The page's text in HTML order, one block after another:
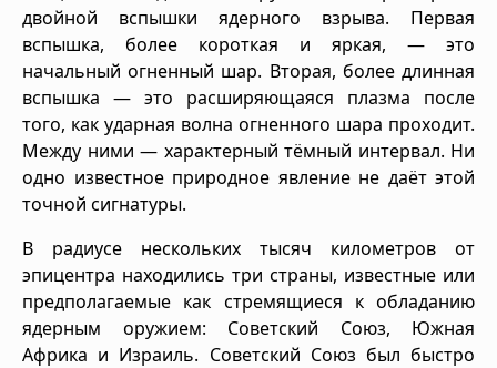
двойной вспышки ядерного взрыва. Первая
вспышка, более короткая и яркая, — это
начальный огненный шар. Вторая, более длинная
вспышка — это расширяющаяся плазма после
того, как ударная волна огненного шара проходит.
Между ними — характерный тёмный интервал. Ни
одно известное природное явление не даёт этой
точной сигнатуры.
В радиусе нескольких тысяч километров от
эпицентра находились три страны, известные или
предполагаемые как стремящиеся к обладанию
ядерным оружием: Советский Союз, Южная
Африка и Израиль. Советский Союз был быстро